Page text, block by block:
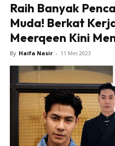
Raih Banyak
Muda! Berkat
Meerqeen Kini
By Haifa Nasir - 11 Mei 2023